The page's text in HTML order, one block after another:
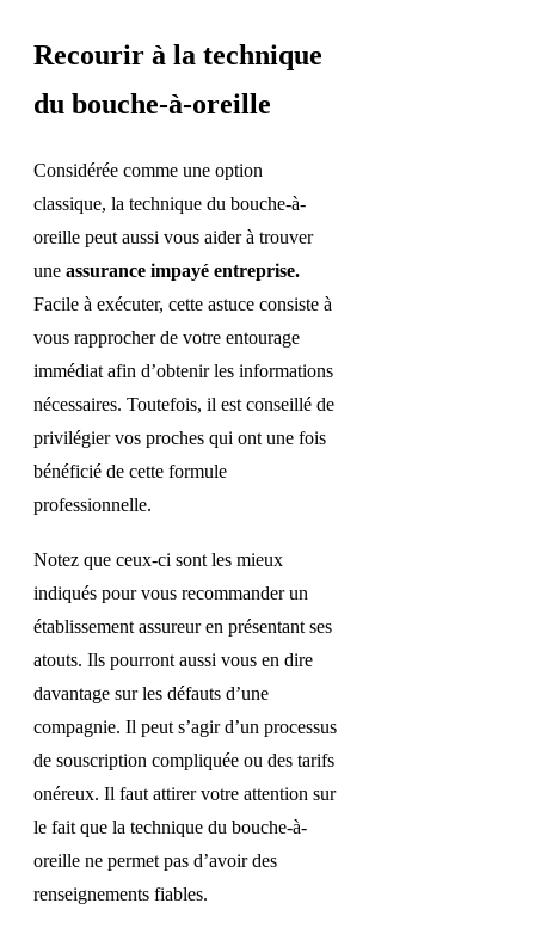
Recourir à la technique
du bouche-à-oreille
Considérée comme une option
classique, la technique du bouche-à-
oreille peut aussi vous aider à trouver
une assurance impayé entreprise.
Facile à exécuter, cette astuce consiste à
vous rapprocher de votre entourage
immédiat afin d’obtenir les informations
nécessaires. Toutefois, il est conseillé de
privilégier vos proches qui ont une fois
bénéficié de cette formule
professionnelle.
Notez que ceux-ci sont les mieux
indiqués pour vous recommander un
établissement assureur en présentant ses
atouts. Ils pourront aussi vous en dire
davantage sur les défauts d’une
compagnie. Il peut s’agir d’un processus
de souscription compliquée ou des tarifs
onéreux. Il faut attirer votre attention sur
le fait que la technique du bouche-à-
oreille ne permet pas d’avoir des
renseignements fiables.